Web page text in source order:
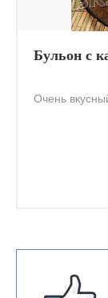
Бульон с
Очень